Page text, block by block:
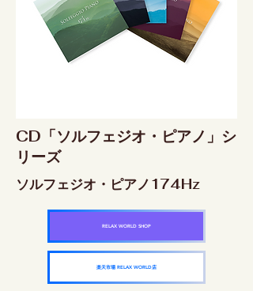
CD「ソルフェジオ・ピアノ」シ
リーズ
ソルフェジオ・ピアノ174Hz
RELAX WORLD SHOP
楽天市場 RELAX WORLD店